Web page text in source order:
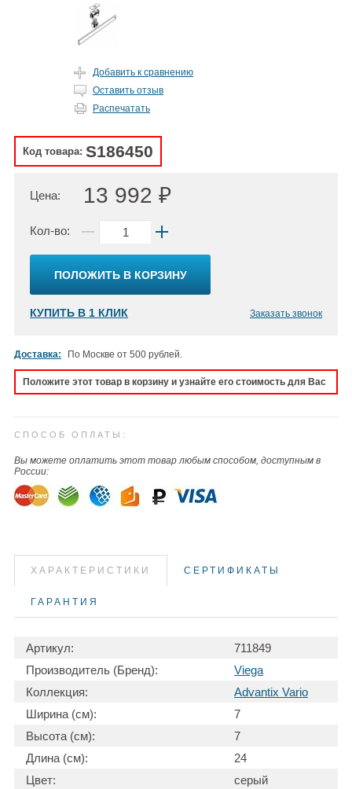
Добавить к сравнению
Оставить отзыв
Распечатать
Код товара: S186450
Цена: 13 992 ₽
Кол-во:
ПОЛОЖИТЬ В КОРЗИНУ
КУПИТЬ В 1 КЛИК Заказать звонок
Доставка: По Москве от 500 рублей.
Положите этот товар в корзину и узнайте его стоимость для Вас
СПОСОБ ОПЛАТЫ:
Вы можете оплатить этот товар любым способом, доступным в
России:
ХАРАКТЕРИСТИКИ СЕРТИФИКАТЫ
ГАРАНТИЯ
Артикул:
711849
Производитель (Бренд):
Viega
Коллекция:
Advantix Vario
Ширина (см):
7
Высота (см):
7
Длина (см):
24
Цвет:
серый